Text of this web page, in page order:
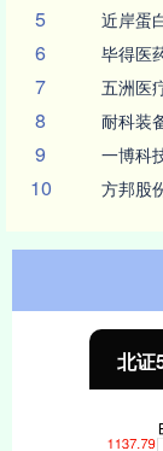
5 近岸蛋
6 毕得医
7 五洲医
8 耐科装
9 一博科
10 方邦股
北证